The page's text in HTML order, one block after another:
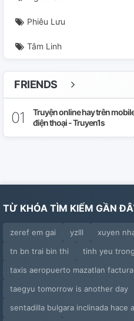
Phiêu Lưu
Tâm Linh
FRIENDS
Truyện online hay trên
điện thoại - Truyen1s
TỪ KHÓA TÌM KIẾM GẦN
zeref em gai yzlll xuyen
tn bn trai bin thi
tinh yeu
taxis aeropuerto mazatlan
taegyu tomorrow is another day
sentadilla bulgara inclinada hace